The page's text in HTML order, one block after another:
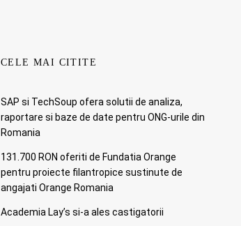
CELE MAI CITITE
SAP si TechSoup ofera solutii de analiza,
raportare si baze de date pentru ONG-urile din
Romania
131.700 RON oferiti de Fundatia Orange
pentru proiecte filantropice sustinute de
angajati Orange Romania
Academia Lay’s si-a ales castigatorii